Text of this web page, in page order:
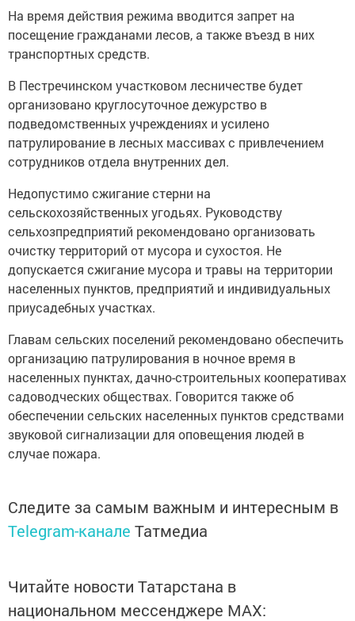
На время действия режима вводится запрет на
посещение гражданами лесов, а также въезд в них
транспортных средств.
В Пестречинском участковом лесничестве будет
организовано круглосуточное дежурство в
подведомственных учреждениях и усилено
патрулирование в лесных массивах с привлечением
сотрудников отдела внутренних дел.
Недопустимо сжигание стерни на
сельскохозяйственных угодьях. Руководству
сельхозпредприятий рекомендовано организовать
очистку территорий от мусора и сухостоя. Не
допускается сжигание мусора и травы на территории
населенных пунктов, предприятий и индивидуальных
приусадебных участках.
Главам сельских поселений рекомендовано обеспечить
организацию патрулирования в ночное время в
населенных пунктах, дачно-строительных кооперативах
садоводческих обществах. Говорится также об
обеспечении сельских населенных пунктов средствами
звуковой сигнализации для оповещения людей в
случае пожара.
Следите за самым важным и интересным в
Telegram-канале Татмедиа
Читайте новости Татарстана в
национальном мессенджере MАХ: